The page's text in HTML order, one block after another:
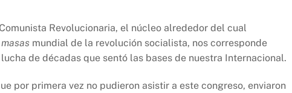
Revolucionaria, el núcleo alrededor del cual
mundial de la revolución socialista, nos corresponde
de décadas que sentó las bases de nuestra Internacional.
por primera vez no pudieron asistir a este congreso, enviaron